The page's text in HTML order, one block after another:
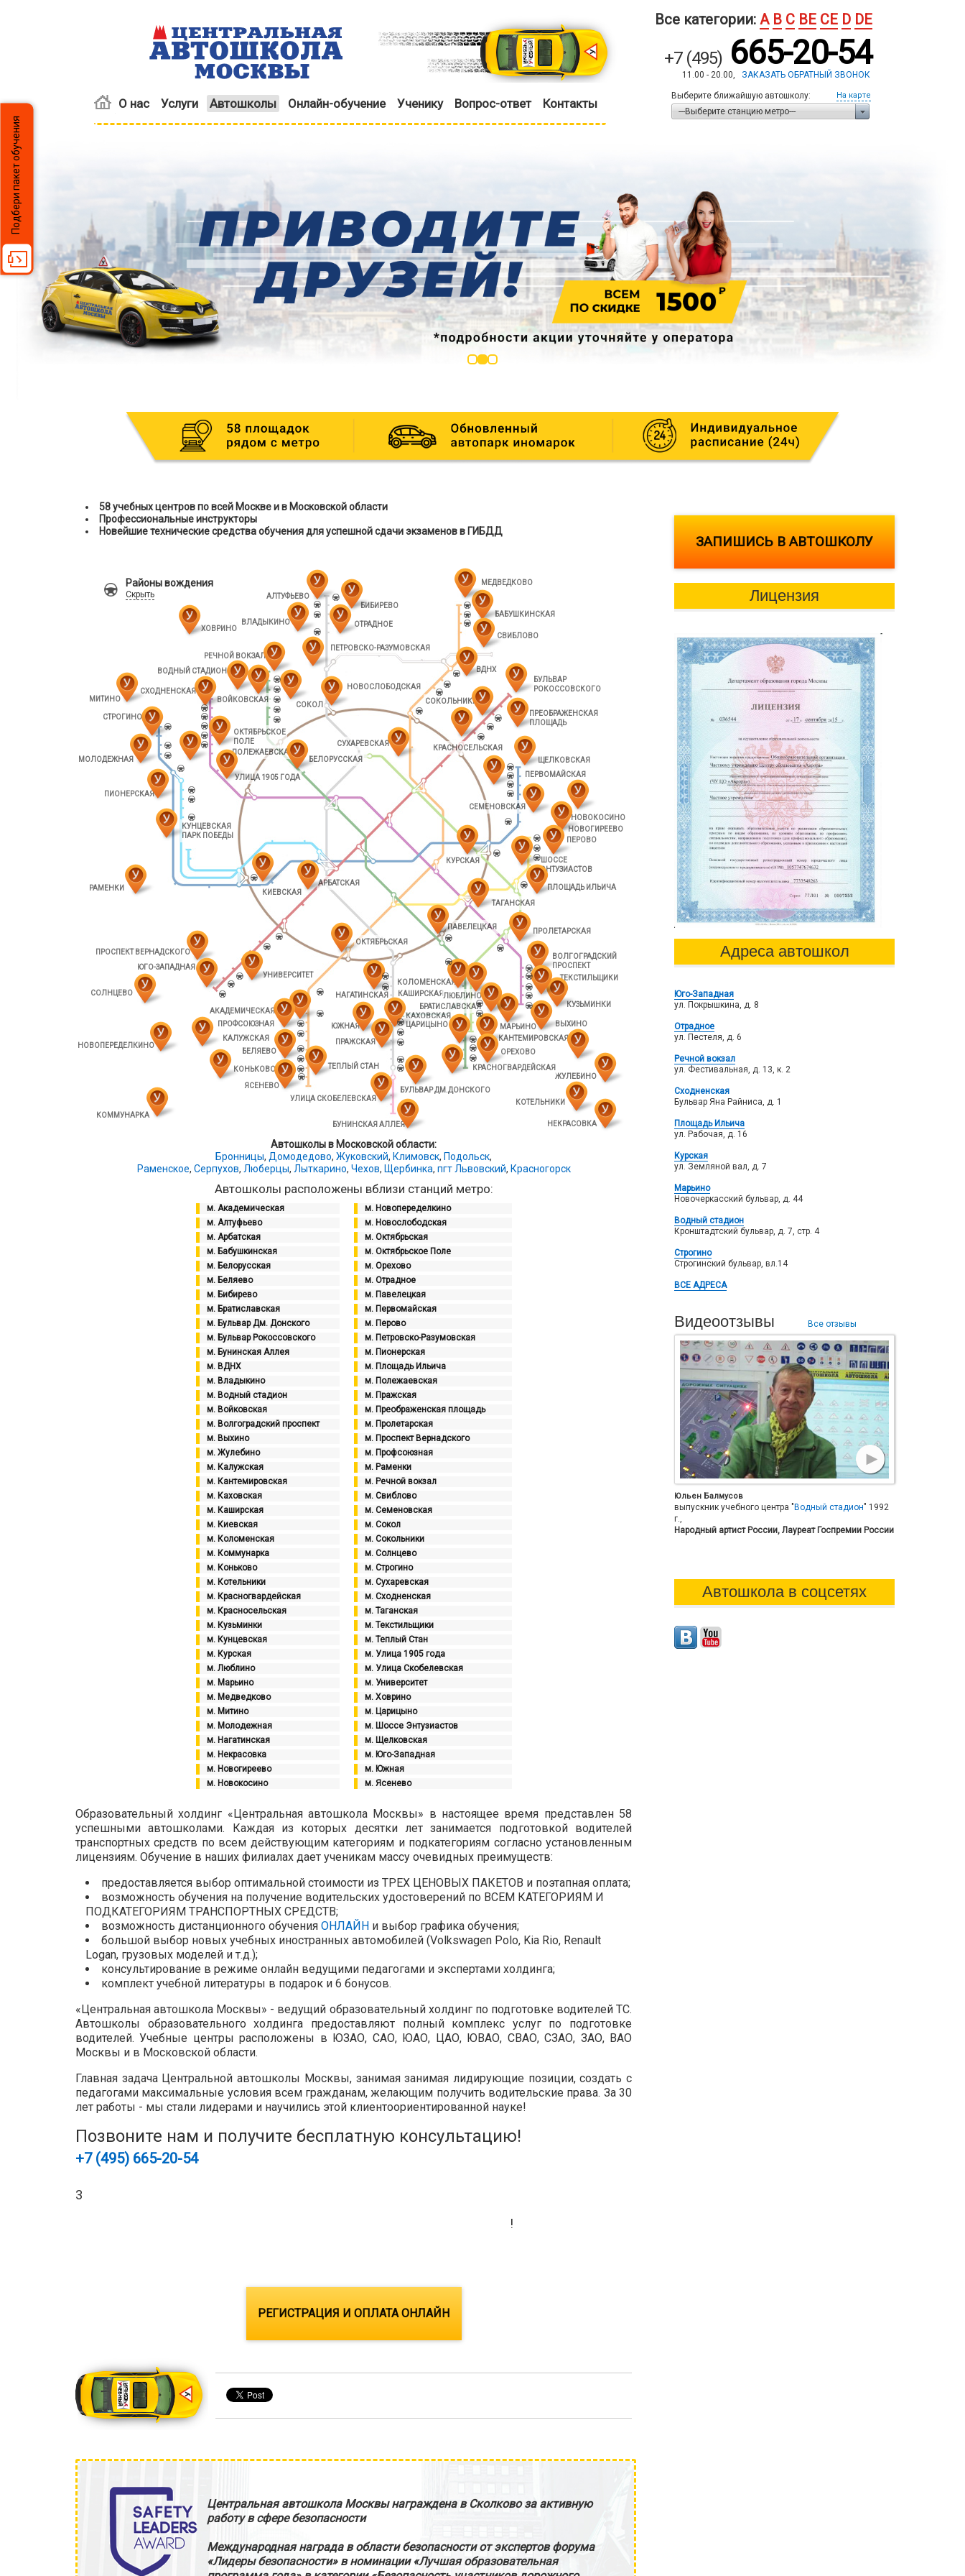
Все категории: A B C BE CE D DE
+7 (495) 665-20-54
11.00 - 20.00, ЗАКАЗАТЬ ОБРАТНЫЙ ЗВОНОК
О нас Услуги Автошколы Онлайн-обучение Ученику Вопрос-ответ Контакты
На карте
Выберите ближайшую автошколу:
---Выберите станцию метро---
58 учебных центров по всей Москве и в Московской области
Профессиональные инструкторы
Новейшие технические средства обучения для успешной сдачи экзаменов в ГИБДД
Районы вождения
Скрыть
АКАДЕМИЧЕСКАЯ
АЛТУФЬЕВО
БИБИРЕВО
БЕЛОРУССКАЯ
РАМЕНКИ
ХОВРИНО
КОММУНАРКА
КОТЕЛЬНИКИ
НОВОПЕРЕДЕЛКИНО
НЕКРАСОВКА
СОЛНЦЕВО
ЖУЛЕБИНО
НАГАТИНСКАЯ
КРАСНОСЕЛЬСКАЯ
СЕМЕНОВСКАЯ
ПИОНЕРСКАЯ
МОЛОДЕЖНАЯ
УЛИЦА СКОБЕЛЕВСКАЯ
КРАСНОГВАРДЕЙСКАЯ
ПРОСПЕКТ ВЕРНАДСКОГО
ПАВЕЛЕЦКАЯ
ОКТЯБРЬСКАЯ
ОКТЯБРЬСКОЕ
ПОЛЕ
ЩЕЛКОВСКАЯ
ПЛОЩАДЬ ИЛЬИЧА
НОВОКОСИНО
НОВОГИРЕЕВО
ШОССЕ
ЭНТУЗИАСТОВ
ЮЖНАЯ
БУНИНСКАЯ АЛЛЕЯ
СОКОЛ
БРАТИСЛАВСКАЯ
ЯСЕНЕВО
МИТИНО
БЕЛЯЕВО
АРБАТСКАЯ
БУЛЬВАР
РОКОССОВСКОГО
ВОЛГОГРАДСКИЙ
ПРОСПЕКТ
КАНТЕМИРОВСКАЯ
ПРАЖСКАЯ
ПРОФСОЮЗНАЯ
КОЛОМЕНСКАЯ
БАБУШКИНСКАЯ
УНИВЕРСИТЕТ
ТАГАНСКАЯ
СУХАРЕВСКАЯ
РЕЧНОЙ ВОКЗАЛ
УЛИЦА 1905 ГОДА
БУЛЬВАР ДМ.ДОНСКОГО
ВДНХ
ВЛАДЫКИНО
ВОДНЫЙ СТАДИОН
ВОЙКОВСКАЯ
ВЫХИНО
КАШИРСКАЯ
КИЕВСКАЯ
КУЗЬМИНКИ
КУНЦЕВСКАЯ
ПАРК ПОБЕДЫ
КУРСКАЯ
ЛЮБЛИНО
МЕДВЕДКОВО
НОВОСЛОБОДСКАЯ
ПЕРВОМАЙСКАЯ
ПЕРОВО
ПЕТРОВСКО-РАЗУМОВСКАЯ
ПОЛЕЖАЕВСКАЯ
ПРЕОБРАЖЕНСКАЯ
ПЛОЩАДЬ
ПРОЛЕТАРСКАЯ
КАХОВСКАЯ
СХОДНЕНСКАЯ
СТРОГИНО
ТЕПЛЫЙ СТАН
ЦАРИЦЫНО
ЮГО-ЗАПАДНАЯ
ОТРАДНОЕ
СВИБЛОВО
КОНЬКОВО
МАРЬИНО
ТЕКСТИЛЬЩИКИ
ОРЕХОВО
КАЛУЖСКАЯ
СОКОЛЬНИКИ
Автошколы в Московской области:
Бронницы, Домодедово, Жуковский, Климовск, Подольск,
Раменское, Серпухов, Люберцы, Лыткарино, Чехов, Щербинка, пгт Львовский, Красногорск
Автошколы расположены вблизи станций метро:
м. Академическая
м. Алтуфьево
м. Арбатская
м. Бабушкинская
м. Белорусская
м. Беляево
м. Бибирево
м. Братиславская
м. Бульвар Дм. Донского
м. Бульвар Рокоссовского
м. Бунинская Аллея
м. ВДНХ
м. Владыкино
м. Водный стадион
м. Войковская
м. Волгоградский проспект
м. Выхино
м. Жулебино
м. Калужская
м. Кантемировская
м. Каховская
м. Каширская
м. Киевская
м. Коломенская
м. Коммунарка
м. Коньково
м. Котельники
м. Красногвардейская
м. Красносельская
м. Кузьминки
м. Кунцевская
м. Курская
м. Люблино
м. Марьино
м. Медведково
м. Митино
м. Молодежная
м. Нагатинская
м. Некрасовка
м. Новогиреево
м. Новокосино
м. Новопеределкино
м. Новослободская
м. Октябрьская
м. Октябрьское Поле
м. Орехово
м. Отрадное
м. Павелецкая
м. Первомайская
м. Перово
м. Петровско-Разумовская
м. Пионерская
м. Площадь Ильича
м. Полежаевская
м. Пражская
м. Преображенская площадь
м. Пролетарская
м. Проспект Вернадского
м. Профсоюзная
м. Раменки
м. Речной вокзал
м. Свиблово
м. Семеновская
м. Сокол
м. Сокольники
м. Солнцево
м. Строгино
м. Сухаревская
м. Сходненская
м. Таганская
м. Текстильщики
м. Теплый Стан
м. Улица 1905 года
м. Улица Скобелевская
м. Университет
м. Ховрино
м. Царицыно
м. Шоссе Энтузиастов
м. Щелковская
м. Юго-Западная
м. Южная
м. Ясенево
Образовательный холдинг «Центральная автошкола Москвы» в настоящее время представлен 58
успешными автошколами. Каждая из которых десятки лет занимается подготовкой водителей
транспортных средств по всем действующим категориям и подкатегориям согласно установленным
лицензиям. Обучение в наших филиалах дает ученикам массу очевидных преимуществ:
предоставляется выбор оптимальной стоимости из ТРЕХ ЦЕНОВЫХ ПАКЕТОВ и поэтапная оплата;
возможность обучения на получение водительских удостоверений по ВСЕМ КАТЕГОРИЯМ И
ПОДКАТЕГОРИЯМ ТРАНСПОРТНЫХ СРЕДСТВ;
возможность дистанционного обучения ОНЛАЙН и выбор графика обучения;
большой выбор новых учебных иностранных автомобилей (Volkswagen Polo, Kia Rio, Renault
Logan, грузовых моделей и т.д.);
консультирование в режиме онлайн ведущими педагогами и экспертами холдинга;
комплект учебной литературы в подарок и 6 бонусов.
«Центральная автошкола Москвы» - ведущий образовательный холдинг по подготовке водителей ТС.
Автошколы образовательного холдинга предоставляют полный комплекс услуг по подготовке
водителей. Учебные центры расположены в ЮЗАО, САО, ЮАО, ЦАО, ЮВАО, СВАО, СЗАО, ЗАО, ВАО
Москвы и в Московской области.
Главная задача Центральной автошколы Москвы, занимая занимая лидирующие позиции, создать с
педагогами максимальные условия всем гражданам, желающим получить водительские права. За 30
лет работы - мы стали лидерами и научились этой клиентоориентированной науке!
Позвоните нам и получите бесплатную консультацию!
+7 (495) 665-20-54
3
!
РЕГИСТРАЦИЯ И ОПЛАТА ОНЛАЙН
Центральная автошкола Москвы награждена в Сколково за активную
работу в сфере безопасности
Международная награда в области безопасности от экспертов форума
«Лидеры безопасности» в номинации «Лучшая образовательная
ЗАПИШИСЬ В АВТОШКОЛУ
Лицензия
Адреса автошкол
Юго-Западная
ул. Покрышкина, д. 8
Отрадное
ул. Пестеля, д. 6
Речной вокзал
ул. Фестивальная, д. 13, к. 2
Сходненская
Бульвар Яна Райниса, д. 1
Площадь Ильича
ул. Рабочая, д. 16
Курская
ул. Земляной вал, д. 7
Марьино
Новочеркасский бульвар, д. 44
Водный стадион
Кронштадтский бульвар, д. 7, стр. 4
Строгино
Строгинский бульвар, вл.14
ВСЕ АДРЕСА
Видеоотзывы Все отзывы
Юльен Балмусов
выпускник учебного центра " Водный стадион" 1992
г.,
Народный артист России, Лауреат Госпремии России
Автошкола в соцсетях
Подбери пакет обучения